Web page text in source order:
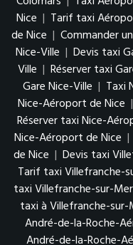
Nice | Tarif taxi
de Nice | Commander
Nice-Ville | Devis taxi
Ville | Réserver taxi
Gare Nice-Ville | Taxi
Nice-Aéroport de Nice |
Réserver taxi Nice-
Nice-Aéroport de Nice |
de Nice | Devis taxi
Tarif taxi Villefranche-
taxi Villefranche-sur-
taxi à Villefranche-
André-de-la-Roche-
André-de-la-Roche-